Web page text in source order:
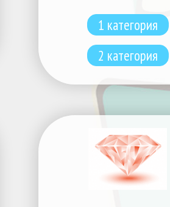
1 категория
2 категория